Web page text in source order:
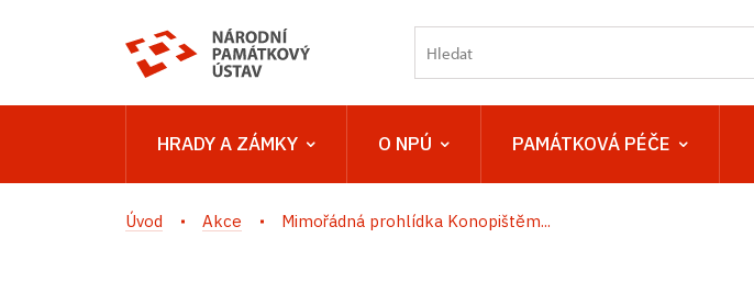
HRADY A ZÁMKY O NPÚ PAMÁTKOVÁ PÉČE
Úvod Akce Mimořádná prohlídka Konopištěm...